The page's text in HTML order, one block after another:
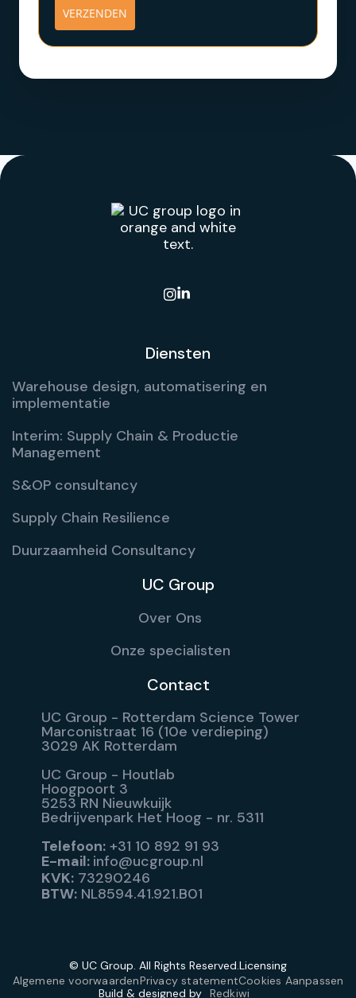
VERZENDEN

Diensten
Warehouse design, automatisering en
implementatie
Interim: Supply Chain & Productie
Management
S&OP consultancy
Supply Chain Resilience
Duurzaamheid Consultancy
UC Group
Over Ons
Onze specialisten
Contact
UC Group - Rotterdam Science Tower
Marconistraat 16 (10e verdieping)
3029 AK Rotterdam
UC Group - Houtlab
Hoogpoort 3
5253 RN Nieuwkuijk
Bedrijvenpark Het Hoog - nr. 5311
Telefoon:+31 10 892 91 93
E-mail: info@ucgroup.nl
KVK:73290246
BTW:NL8594.41.921.B01
© UC Group. All Rights Reserved.Licensing
Algemene voorwaardenPrivacy statementCookies Aanpassen
Build & designed by Redkiwi